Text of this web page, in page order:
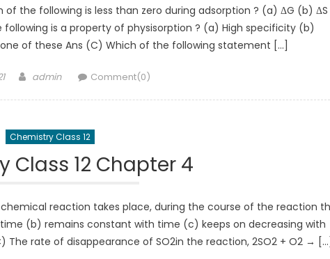
the following is less than zero during adsorption ? (a) ΔG (b) ΔS
is a property of physisorption ? (a) High specificity (b)
of these Ans (C) Which of the following statement […]
Author
admin Comment(0)
Chemistry Class 12
Class 12 Chapter 4
reaction takes place, during the course of the reaction
(b) remains constant with time (c) keeps on decreasing with
rate of disappearance of SO2in the reaction, 2SO2 + O2 →